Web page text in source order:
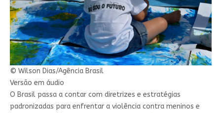
© Wilson Dias/Agência Brasil
Versão em áudio
O Brasil passa a contar com diretrizes e estratégias
padronizadas para enfrentar a violência contra meninos e